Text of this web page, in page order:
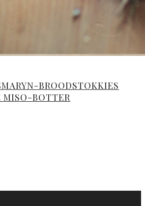
BROODSTOKKIES
MISO-BOTTER